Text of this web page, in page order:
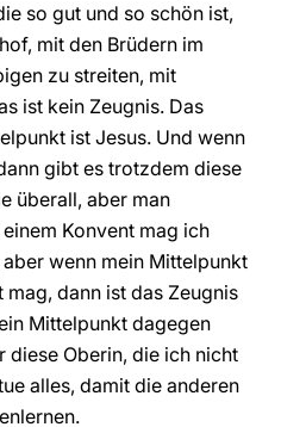
so gut und so schön ist,
mit den Brüdern im
zu streiten, mit
ist kein Zeugnis. Das
ist Jesus. Und wenn
gibt es trotzdem diese
überall, aber man
Konvent mag ich
wenn mein Mittelpunkt
dann ist das Zeugnis
Mittelpunkt dagegen
diese Oberin, die ich nicht
alles, damit die anderen